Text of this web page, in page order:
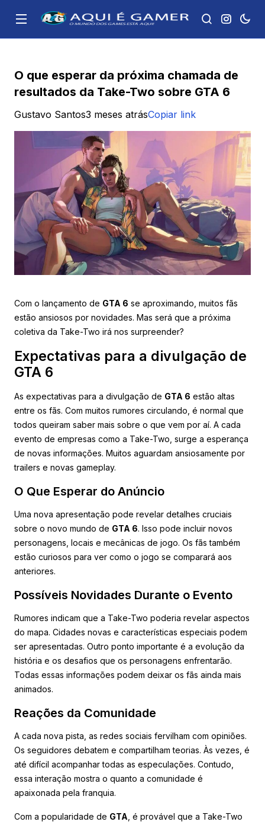
O que esperar da próxima chamada de
resultados da Take-Two sobre GTA 6
Gustavo Santos3 meses atrásCopiar link
Com o lançamento de GTA 6 se aproximando, muitos fãs
estão ansiosos por novidades. Mas será que a próxima
coletiva da Take-Two irá nos surpreender?
Expectativas para a divulgação de
GTA 6
As expectativas para a divulgação de GTA 6 estão altas
entre os fãs. Com muitos rumores circulando, é normal que
todos queiram saber mais sobre o que vem por aí. A cada
evento de empresas como a Take-Two, surge a esperança
de novas informações. Muitos aguardam ansiosamente por
trailers e novas gameplay.
O Que Esperar do Anúncio
Uma nova apresentação pode revelar detalhes cruciais
sobre o novo mundo de GTA 6. Isso pode incluir novos
personagens, locais e mecânicas de jogo. Os fãs também
estão curiosos para ver como o jogo se comparará aos
anteriores.
Possíveis Novidades Durante o Evento
Rumores indicam que a Take-Two poderia revelar aspectos
do mapa. Cidades novas e características especiais podem
ser apresentadas. Outro ponto importante é a evolução da
história e os desafios que os personagens enfrentarão.
Todas essas informações podem deixar os fãs ainda mais
animados.
Reações da Comunidade
A cada nova pista, as redes sociais fervilham com opiniões.
Os seguidores debatem e compartilham teorias. Às vezes, é
até difícil acompanhar todas as especulações. Contudo,
essa interação mostra o quanto a comunidade é
apaixonada pela franquia.
Com a popularidade de GTA , é provável que a Take-Two